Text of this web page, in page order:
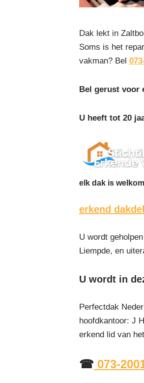
Dak lekt in
Soms is het
vakman? Bel
Bel gerust voor
U heeft tot 20
elk dak is
erkend
U wordt
Liempde, en
U wordt in
Perfectdak
hoofdkantoor: J
erkend lid van
☎073-